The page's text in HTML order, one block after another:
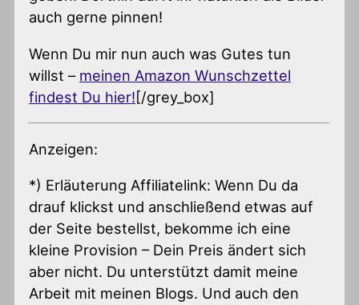
auch gerne pinnen!
Wenn Du mir nun auch was Gutes tun
willst – meinen Amazon Wunschzettel
findest Du hier![/grey_box]
Anzeigen:
*) Erläuterung Affiliatelink: Wenn Du da
drauf klickst und anschließend etwas auf
der Seite bestellst, bekomme ich eine
kleine Provision – Dein Preis ändert sich
aber nicht. Du unterstützt damit meine
Arbeit mit meinen Blogs. Und auch den